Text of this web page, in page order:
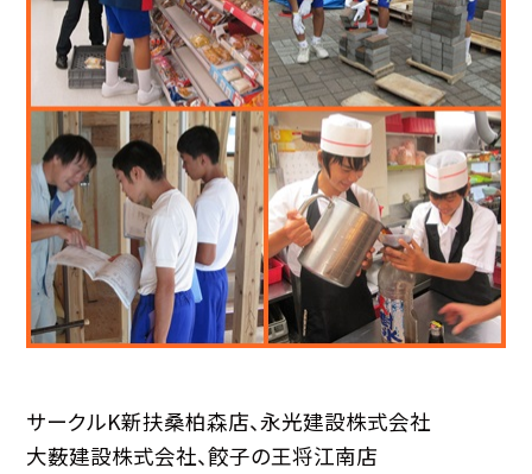
サークルK新扶桑柏森店、永光建設株式会社
大薮建設株式会社、餃子の王将江南店